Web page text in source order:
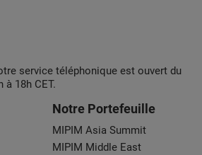
service téléphonique est ouvert du
à 18h CET.
Notre Portefeuille
MIPIM Asia Summit
MIPIM Middle East